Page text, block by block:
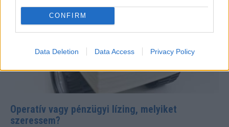
CONFIRM
Data Deletion Data Access Privacy Policy
Operatív vagy pénzügyi lízing, melyiket
szeressem?